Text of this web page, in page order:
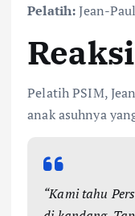
Pelatih:Jean-
Pelatih PSIM,
anak asuhnya
“Kami tahu